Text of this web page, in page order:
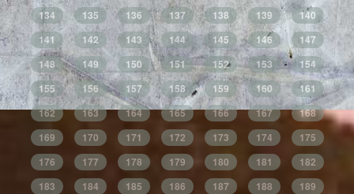
134
135 136 137 138 139
140
141
142 143 144 145 146
147
148
149 150 151 152 153
154
155
156 157 158 159 160
161
162
163 164 165 166 167
168
169
170 171 172 173 174
175
176
177 178 179 180 181
182
183
184 185 186 187 188
189